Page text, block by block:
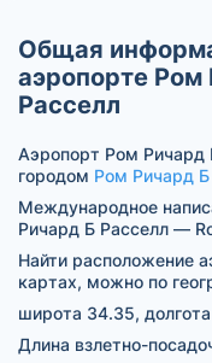
Общая
аэропорте Ром
Расселл
Аэропорт Ром Ричард
городом Ром Ричард Б
Международное
Ричард Б Расселл —
Найти расположение
картах, можно по
широта 34.35,
Длина взлетно-